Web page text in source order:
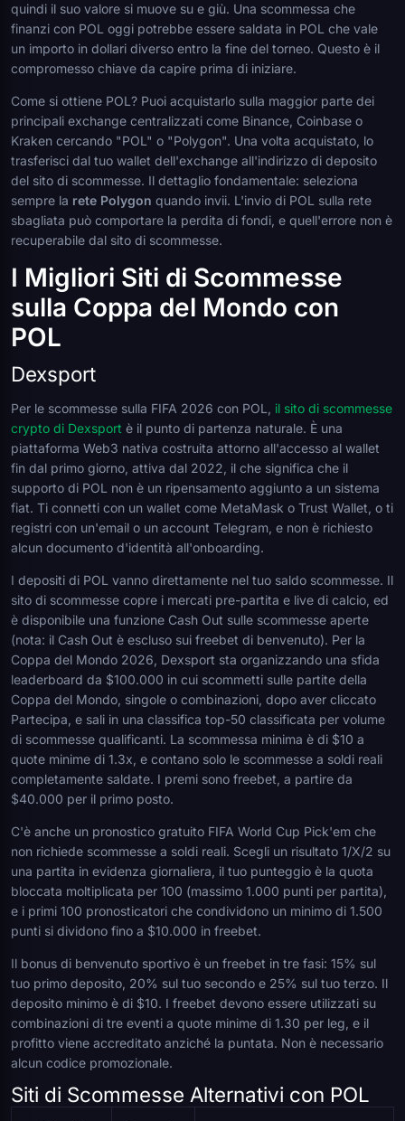
quindi il suo valore si muove su e giù. Una scommessa che
finanzi con POL oggi potrebbe essere saldata in POL che vale
un importo in dollari diverso entro la fine del torneo. Questo è il
compromesso chiave da capire prima di iniziare.
Come si ottiene POL? Puoi acquistarlo sulla maggior parte dei
principali exchange centralizzati come Binance, Coinbase o
Kraken cercando "POL" o "Polygon". Una volta acquistato, lo
trasferisci dal tuo wallet dell'exchange all'indirizzo di deposito
del sito di scommesse. Il dettaglio fondamentale: seleziona
sempre la rete Polygon quando invii. L'invio di POL sulla rete
sbagliata può comportare la perdita di fondi, e quell'errore non è
recuperabile dal sito di scommesse.
I Migliori Siti di Scommesse
sulla Coppa del Mondo con
POL
Dexsport
Per le scommesse sulla FIFA 2026 con POL, il sito di scommesse
crypto di Dexsport è il punto di partenza naturale. È una
piattaforma Web3 nativa costruita attorno all'accesso al wallet
fin dal primo giorno, attiva dal 2022, il che significa che il
supporto di POL non è un ripensamento aggiunto a un sistema
fiat. Ti connetti con un wallet come MetaMask o Trust Wallet, o ti
registri con un'email o un account Telegram, e non è richiesto
alcun documento d'identità all'onboarding.
I depositi di POL vanno direttamente nel tuo saldo scommesse. Il
sito di scommesse copre i mercati pre-partita e live di calcio, ed
è disponibile una funzione Cash Out sulle scommesse aperte
(nota: il Cash Out è escluso sui freebet di benvenuto). Per la
Coppa del Mondo 2026, Dexsport sta organizzando una sfida
leaderboard da $100.000 in cui scommetti sulle partite della
Coppa del Mondo, singole o combinazioni, dopo aver cliccato
Partecipa, e sali in una classifica top-50 classificata per volume
di scommesse qualificanti. La scommessa minima è di $10 a
quote minime di 1.3x, e contano solo le scommesse a soldi reali
completamente saldate. I premi sono freebet, a partire da
$40.000 per il primo posto.
C'è anche un pronostico gratuito FIFA World Cup Pick'em che
non richiede scommesse a soldi reali. Scegli un risultato 1/X/2 su
una partita in evidenza giornaliera, il tuo punteggio è la quota
bloccata moltiplicata per 100 (massimo 1.000 punti per partita),
e i primi 100 pronosticatori che condividono un minimo di 1.500
punti si dividono fino a $10.000 in freebet.
Il bonus di benvenuto sportivo è un freebet in tre fasi: 15% sul
tuo primo deposito, 20% sul tuo secondo e 25% sul tuo terzo. Il
deposito minimo è di $10. I freebet devono essere utilizzati su
combinazioni di tre eventi a quote minime di 1.30 per leg, e il
profitto viene accreditato anziché la puntata. Non è necessario
alcun codice promozionale.
Siti di Scommesse Alternativi con POL